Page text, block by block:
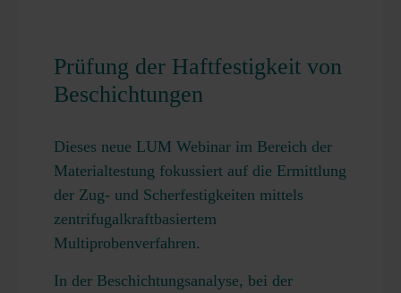
Prüfung der Haftfestigkeit von
Beschichtungen
Dieses neue LUM Webinar im Bereich der
Materialtestung fokussiert auf die Ermittlung
der Zug- und Scherfestigkeiten mittels
zentrifugalkraftbasiertem
Multiprobenverfahren.
In der Beschichtungsanalyse, bei der